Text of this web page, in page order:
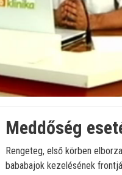
Meddőség
Rengeteg, első körben
bababajok kezelésének